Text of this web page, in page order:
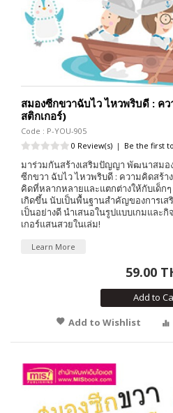
สมองซีกขวาฉับไว ไหวพริบดี : ค
สติกเกอร์)
Code : P-YOU-905
0 Review(s) | Be the first
มาร่วมกันสร้างเสริมปัญญา พัฒนาสมอ
ซีกขวา ฉับไว ไหวพริบดี : ความคิดสร้า
คิดที่หลากหลายและแตกต่างให้กับเด็ก
เกิดขึ้น นับเป็นพื้นฐานสำคัญของการเ
เป็นอย่างดี นำเสนอในรูปแบบเกมแล
เกอร์แสนสวยในเล่ม!
Learn More
59.00
Add to
Add to Wishlist